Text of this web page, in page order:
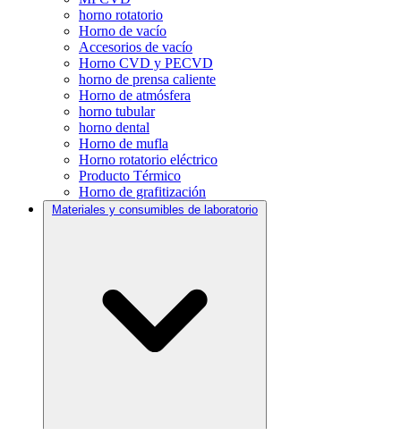
horno rotatorio
Horno de vacío
Accesorios de vacío
Horno CVD y PECVD
horno de prensa caliente
Horno de atmósfera
horno tubular
horno dental
Horno de mufla
Horno rotatorio eléctrico
Producto Térmico
Horno de grafitización
Materiales y consumibles de laboratorio